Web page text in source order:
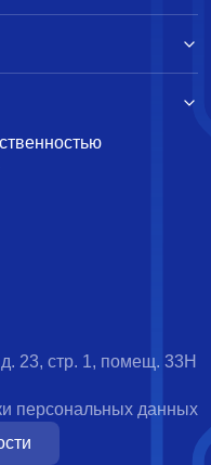
23, стр. 1, помещ. 33Н
персональных данных